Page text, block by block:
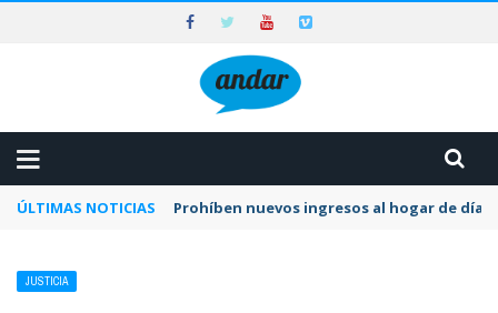
ÚLTIMAS NOTICIAS Prohíben nuevos ingresos al hogar de día
JUSTICIA